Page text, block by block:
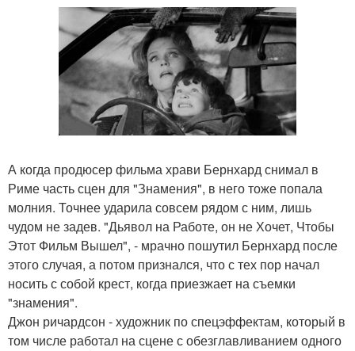
А когда продюсер фильма храви Бернхард снимал в
Риме часть сцен для "Знамения", в него тоже попала
молния. Точнее ударила совсем рядом с ним, лишь
чудом не задев. "Дьявол на Работе, он не Хочет, Чтобы
Этот Фильм Вышел", - мрачно пошутил Бернхард после
этого случая, а потом признался, что с тех пор начал
носить с собой крест, когда приезжает на съемки
"знамения".
Джон ричардсон - художник по спецэффектам, который в
том числе работал на сцене с обезглавливанием одного